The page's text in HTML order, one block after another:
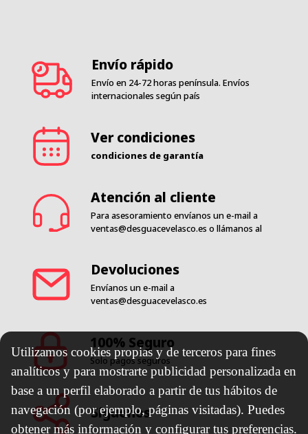
Envío rápido
Envío en 24-72 horas península. Envíos
internacionales según país
Ver condiciones
condiciones de garantía
Atención al cliente
Para asesoramiento envíanos un e-mail a
ventas@desguacevelasco.es o llámanos al
Devoluciones
Envíanos un e-mail a
ventas@desguacevelasco.es
100% Seguro
Solo pagos seguros
Síguenos
Utilizamos cookies propias y de terceros para fines
analíticos y para mostrarte publicidad personalizada en
base a un perfil elaborado a partir de tus hábitos de
navegación (por ejemplo, páginas visitadas). Puedes
obtener más información y configurar tus preferencias.